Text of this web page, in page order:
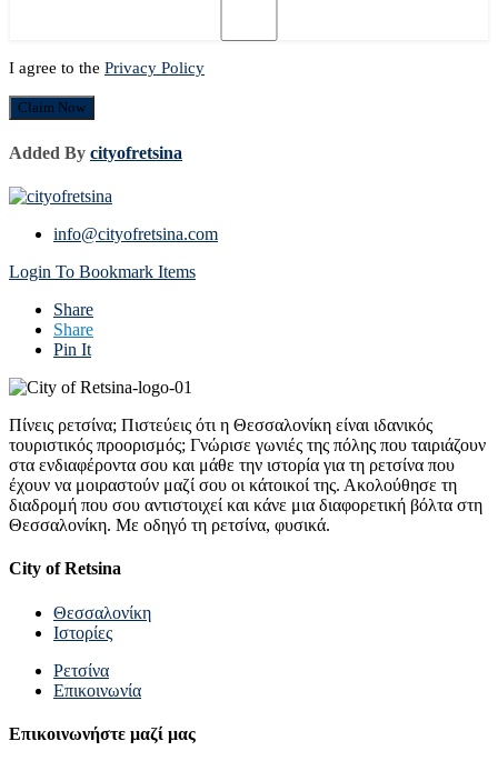
I agree to the Privacy Policy
Claim Now
Added By cityofretsina
info@cityofretsina.com
Login To Bookmark Items
Share
Share
Pin It
Πίνεις ρετσίνα; Πιστεύεις ότι η Θεσσαλονίκη είναι ιδανικός
τουριστικός προορισμός; Γνώρισε γωνιές της πόλης που ταιριάζουν
στα ενδιαφέροντα σου και μάθε την ιστορία για τη ρετσίνα που
έχουν να μοιραστούν μαζί σου οι κάτοικοί της. Ακολούθησε τη
διαδρομή που σου αντιστοιχεί και κάνε μια διαφορετική βόλτα στη
Θεσσαλονίκη. Με οδηγό τη ρετσίνα, φυσικά.
City of Retsina
Θεσσαλονίκη
Ιστορίες
Ρετσίνα
Επικοινωνία
Επικοινωνήστε μαζί μας